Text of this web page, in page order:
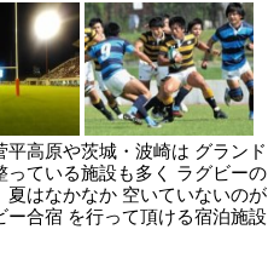
高原や茨城・波崎は グランド
っている施設も多く ラグビーの
はなかなか 空いていないのが
合宿 を行って頂ける宿泊施設